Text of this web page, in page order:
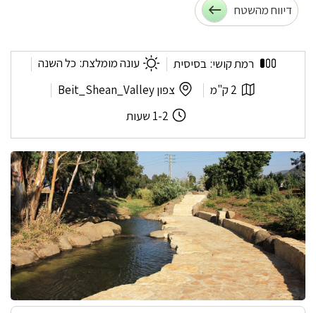
דיווח מהשטח
חורשת
רמת קושי: בסיסית עונה מומלצת: כל השנה
אורך 2 ק"מ
לפי
אזור:
צפון Beit_Shean_Valley
משך 1-2 שעות